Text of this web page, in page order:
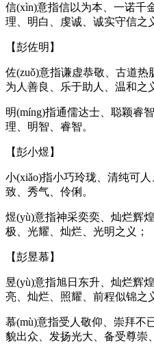
信(xìn)意指信以为本、一诺千
理、明白、虔诚、诚实守信之
【彭佐明】
佐(zuǒ)意指谦虚恭敬、古道
为人善良、乐于助人、温和之
明(míng)指通儒达士、聪颖睿
理、明智、睿智。
【彭小煜】
小(xiǎo)指小巧玲珑、清纯可
致、秀气、伶俐。
煜(yù)意指神采奕奕、灿烂辉
极、光耀、灿烂、光明之义；
【彭昱慕】
昱(yù)意指旭日东升、灿烂辉
亮、灿烂、照耀、前程似锦之
慕(mù)意指受人敬仰、崇拜不
貌出众、发扬光大、备受尊崇